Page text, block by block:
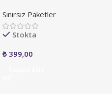
Sınırsız Paketler
Stokta
₺ 399,00